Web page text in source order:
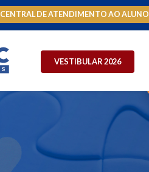
CENTRAL DE ATENDIMENTO AO ALUNO
VESTIBULAR 2026